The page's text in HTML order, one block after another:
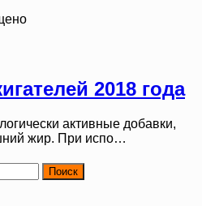
2018 года
активные добавки,
жир. При испо…